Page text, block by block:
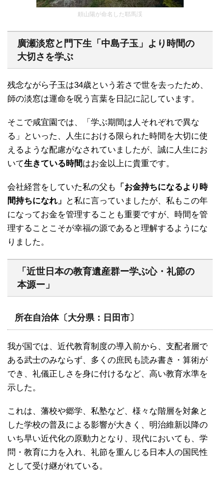
頼山陽が命名した耶馬渓
廣瀬淡窓と門下生「中島子玉」より時間の
大切さを学ぶ
残念ながら子玉は34歳という若さで世を去ったため、
師の淡窓は運命を呪う言葉を日記に記しています。
そこで咸宜園では、「学ぶ期間は人それぞれで異な
る」といった、人生における限られた時間を大切に使
えるような配慮がなされていましたが、誠に人生にお
いて生きている時間はお金以上に貴重です。
会社経営をしていた私の父も
「お金持ちになるより時
間持ちになれ」
と私に言っていましたが、私もこの年
になってお金を管理することも重要ですが、時間を管
理することこそが幸福の源であると理解するようにな
りました。
「近世日本の教育遺産群ー学ぶ心・礼節の
本源ー」
所在自治体〔大分県：日田市〕
我が国では、近代教育制度の導入前から、支配者層で
ある武士のみならず、多くの庶民も読み書き・算術が
でき、礼儀正しさを身に付けるなど、高い教育水準を
示した。
これは、藩校や郷学、私塾など、様々な階層を対象と
した学校の普及による影響が大きく、明治維新以降の
いち早い近代化の原動力となり、現代においても、学
問・教育に力を入れ、礼節を重んじる日本人の国民性
として受け継がれている。